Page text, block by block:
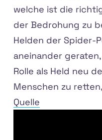
welche ist die
der Bedrohung zu
Helden der Spider-
aneinander
Rolle als Held neu
Menschen zu
Quelle